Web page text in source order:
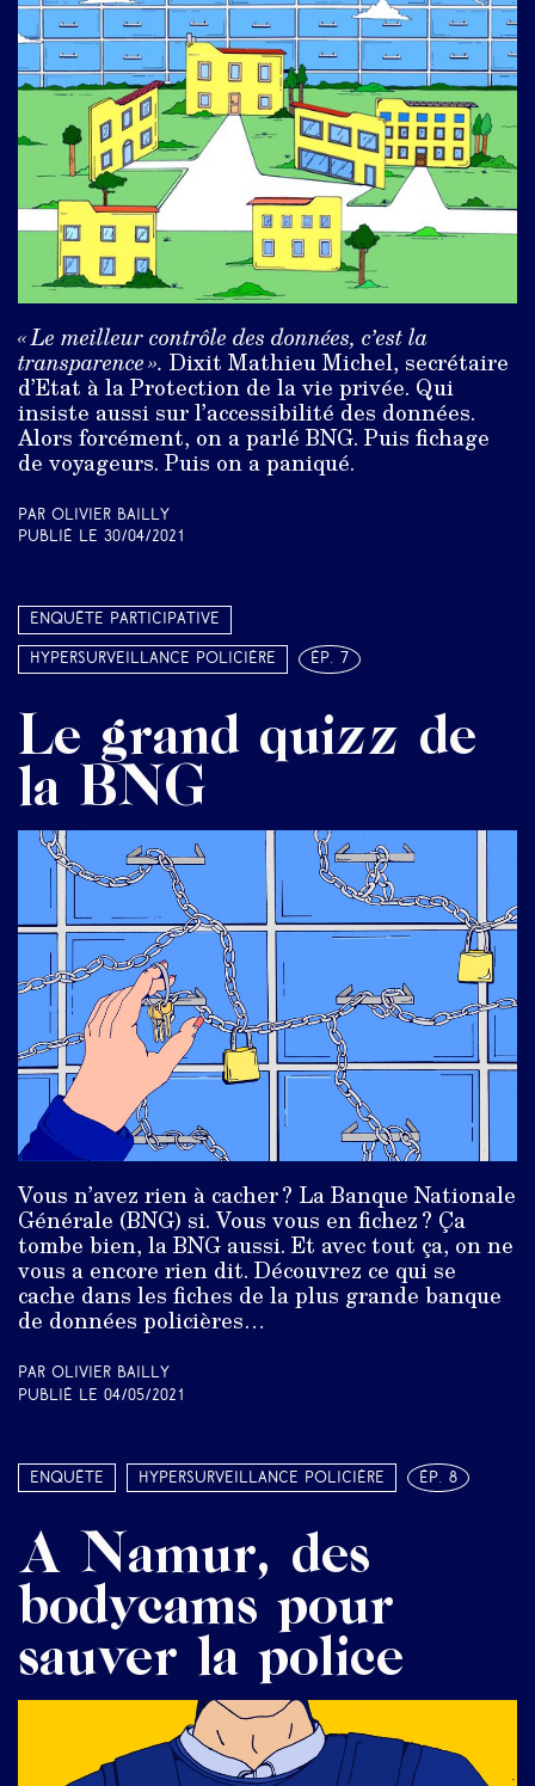
« Le meilleur contrôle des données, c’est la
transparence ». Dixit Mathieu Michel, secrétaire
d’Etat à la Protection de la vie privée. Qui
insiste aussi sur l’accessibilité des données.
Alors forcément, on a parlé BNG. Puis fichage
de voyageurs. Puis on a paniqué.
Par Olivier Bailly
Publié le 30/04/2021
Enquête participative
Hypersurveillance policière ép. 7
Le grand quizz de
la BNG
Vous n’avez rien à cacher ? La Banque Nationale
Générale (BNG) si. Vous vous en fichez ? Ça
tombe bien, la BNG aussi. Et avec tout ça, on ne
vous a encore rien dit. Découvrez ce qui se
cache dans les fiches de la plus grande banque
de données policières…
Par Olivier Bailly
Publié le 04/05/2021
Enquête Hypersurveillance policière ép. 8
A Namur, des
bodycams pour
sauver la police